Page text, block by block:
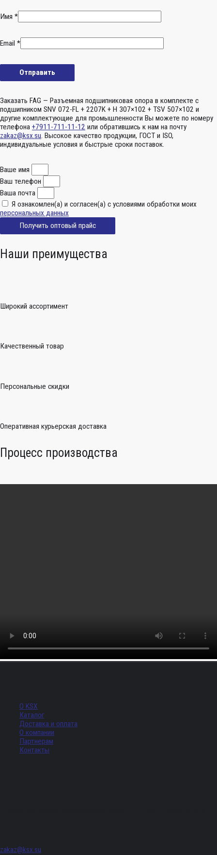
Имя *
Email *
Заказать FAG — Разъемная подшипниковая опора в комплекте с
подшипником SNV 072-FL + 2207K + H 307×102 + TSV 507×102 и
другие комплектующие для промышленности Вы можете по номеру
телефона +7911-711-11-12 или обратившись к нам на почту
zakaz@ksx.su. Высокое качество продукции, ГОСТ и ISO,
индивидуальные условия и быстрые сроки поставок.
Ваше имя
Ваш телефон
Ваша почта
Я ознакомлен(а) и согласен(а) с условиями обработки моих
персональных данных
Получить оптовый прайс
Наши преимущества
Широкий ассортимент
Качественный товар
Персональные скидки
Оперативная курьерская доставка
Процесс производства
О KSX
Каталог
Доставка и оплата
О компании
Партнерам
Контакты
zakaz@ksx.su